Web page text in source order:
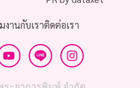
งานกับเราติดต่อเรา